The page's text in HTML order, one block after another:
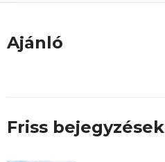
Ajánló
Friss bejegyzések